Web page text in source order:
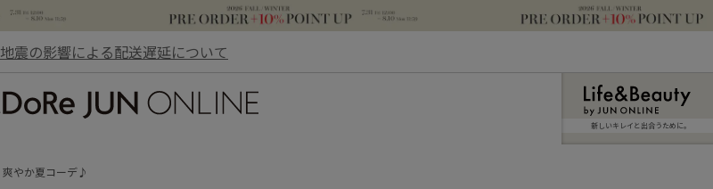
地震の影響による配送遅延について
新しいキレイと出合うために。
爽やか夏コーデ♪